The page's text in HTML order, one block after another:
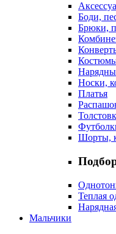
Боди,
Брюки,
Носки,
Платья
Шорты,
Теплая
Мальчики